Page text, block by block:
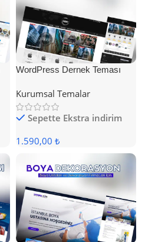
WordPress Dernek Teması
Kurumsal Temalar
Sepette Ekstra indirim
1.590,00 ₺